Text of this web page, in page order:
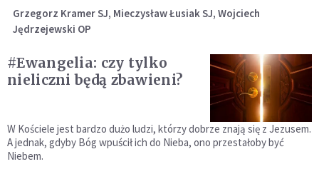
Grzegorz Kramer SJ, Mieczysław Łusiak SJ, Wojciech
Jędrzejewski OP
#Ewangelia: czy tylko
nieliczni będą zbawieni?
W Kościele jest bardzo dużo ludzi, którzy dobrze znają się z Jezusem.
A jednak, gdyby Bóg wpuścił ich do Nieba, ono przestałoby być
Niebem.